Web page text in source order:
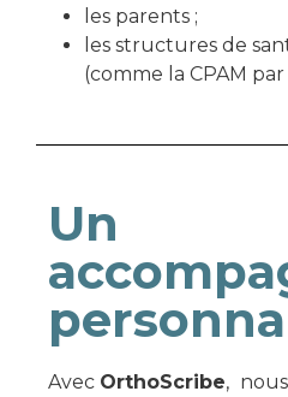
les parents ;
les structures de
(comme la CPAM
Un
Avec OrthoScribe,